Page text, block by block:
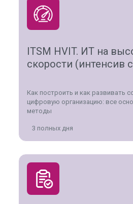
ITSM HVIT. ИТ на
скорости (интенсив
Как построить и как развивать
цифровую организацию: все
методы
3 полных дня